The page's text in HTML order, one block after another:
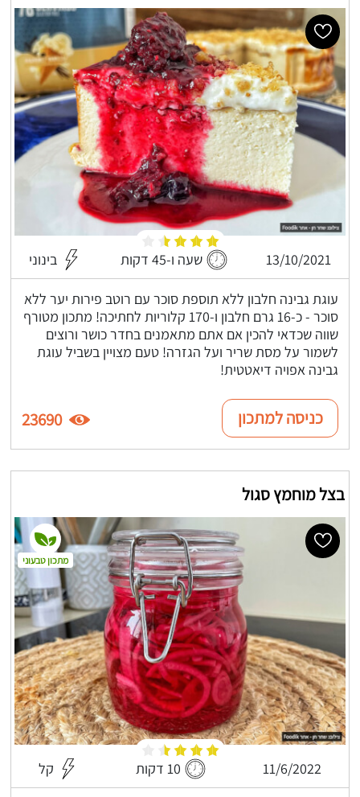
13/10/2021 שעה ו-45 דקות בינוני
עוגת גבינה חלבון ללא תוספת סוכר עם רוטב פירות יער ללא
סוכר - כ-16 גרם חלבון ו-170 קלוריות לחתיכה! מתכון מטורף
שווה שכדאי להכין אם אתם מתאמנים בחדר כושר ורוצים
לשמור על מסת שריר ועל הגזרה! טעם מצויין בשביל עוגת
גבינה אפויה דיאטטית!
כניסה למתכון 23690
בצל מוחמץ סגול
11/6/2022 10 דקות קל
מתכון טבעוני